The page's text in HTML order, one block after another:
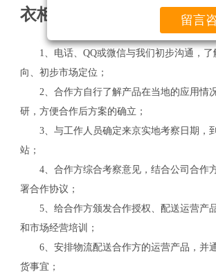
留言
衣柜移门加盟流程
1、电话、QQ或微信与我们初步沟通，了
向、初步市场定位；
2、合作方自行了解产品在当地的应用情
研，方便合作后方案的确立；
3、与工作人员确定来京实地考察日期，
站；
4、合作方综合考察意见，结合公司合作
署合作协议；
5、给合作方颁发合作授权、配送运营产
和市场经营培训；
6、安排物流配送合作方的运营产品，并
货事宜；